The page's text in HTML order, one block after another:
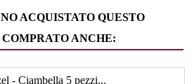
ACQUISTATO QUESTO
ANCHE: